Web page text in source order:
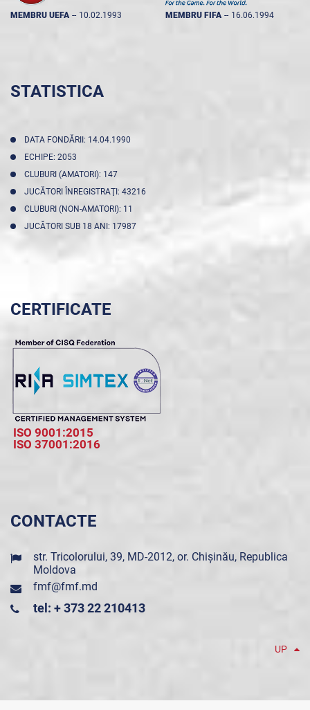
MEMBRU UEFA -- 10.02.1993 MEMBRU FIFA -- 16.06.1994
STATISTICA
DATA FONDĂRII: 14.04.1990
ECHIPE: 2053
CLUBURI (AMATORI): 147
JUCĂTORI ÎNREGISTRAŢI: 43216
CLUBURI (NON-AMATORI): 11
JUCĂTORI SUB 18 ANI: 17987
CERTIFICATE
ISO 9001:2015
ISO 37001:2016
CONTACTE
str. Tricolorului, 39, MD-2012, or. Chișinău, Republica
Moldova
fmf@fmf.md
tel: + 373 22 210413
UP